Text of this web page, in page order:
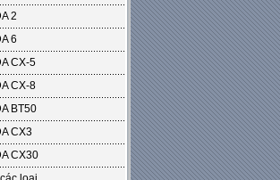
2
6
CX-5
CX-8
BT50
CX3
CX30